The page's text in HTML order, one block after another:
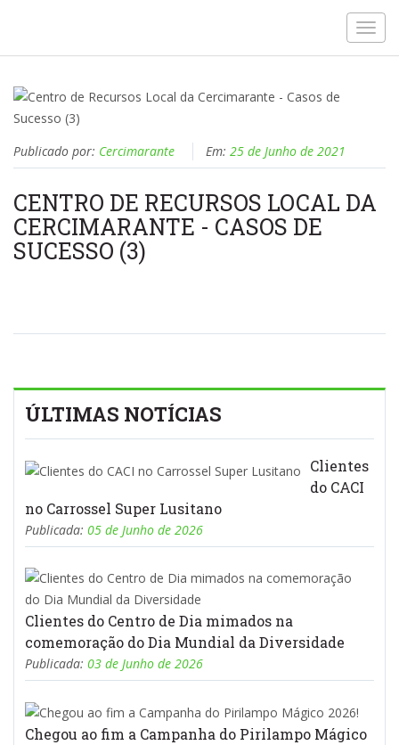
Publicado por: Cercimarante Em: 25 de Junho de 2021
CENTRO DE RECURSOS LOCAL DA
CERCIMARANTE - CASOS DE
SUCESSO (3)
ÚLTIMAS NOTÍCIAS
Clientes
do CACI
no Carrossel Super Lusitano
Publicada: 05 de Junho de 2026
Clientes do Centro de Dia mimados na
comemoração do Dia Mundial da Diversidade
Publicada: 03 de Junho de 2026
Chegou ao fim a Campanha do Pirilampo Mágico